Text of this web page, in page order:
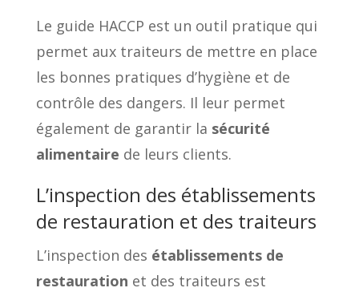
Le guide HACCP est un outil pratique qui
permet aux traiteurs de mettre en place
les bonnes pratiques d’hygiène et de
contrôle des dangers. Il leur permet
également de garantir la sécurité
alimentaire de leurs clients.
L’inspection des établissements
de restauration et des traiteurs
L’inspection des établissements de
restauration et des traiteurs est